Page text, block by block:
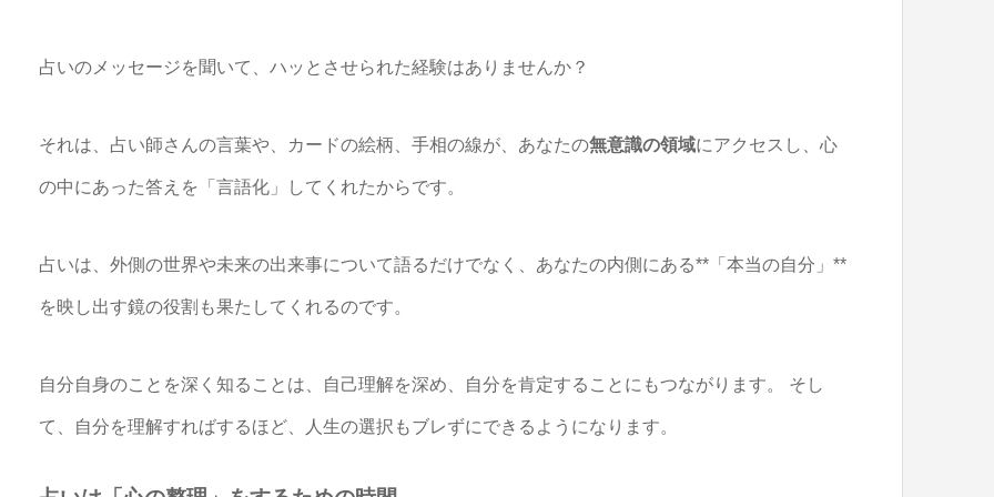
占いのメッセージを聞いて、ハッとさせられた経験はありませんか？
それは、占い師さんの言葉や、カードの絵柄、手相の線が、あなたの無意識の領域にアクセスし、心
の中にあった答えを「言語化」してくれたからです。
占いは、外側の世界や未来の出来事について語るだけでなく、あなたの内側にある**「本当の自分」**
を映し出す鏡の役割も果たしてくれるのです。
自分自身のことを深く知ることは、自己理解を深め、自分を肯定することにもつながります。 そし
て、自分を理解すればするほど、人生の選択もブレずにできるようになります。